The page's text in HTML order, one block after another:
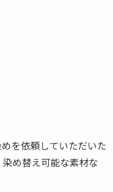
を依頼していただいた
め替え可能な素材な